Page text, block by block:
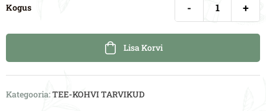
Kogus - +
Lisa Korvi
Kategooria:TEE-KOHVI TARVIKUD